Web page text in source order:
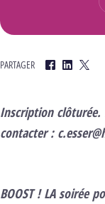
PARTAGER
Facebook
LinkedIn
Inscription
contacter :
BOOST ! LA soirée